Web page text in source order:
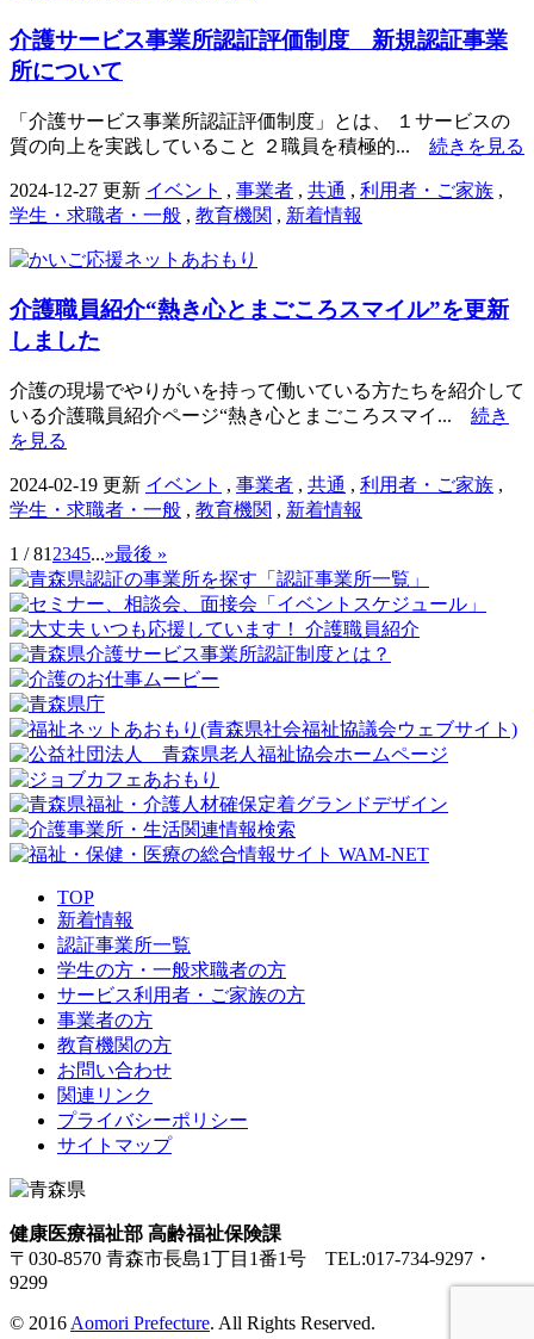
介護サービス事業所認証評価制度 新規認証事業
所について
「介護サービス事業所認証評価制度」とは、 １サービスの
質の向上を実践していること ２職員を積極的... 続きを見る
2024-12-27 更新 イベント , 事業者 , 共通 , 利用者・ご家族 ,
学生・求職者・一般 , 教育機関 , 新着情報
介護職員紹介“熱き心とまごころスマイル”を更新
しました
介護の現場でやりがいを持って働いている方たちを紹介して
いる介護職員紹介ページ“熱き心とまごころスマイ... 続き
を見る
2024-02-19 更新 イベント , 事業者 , 共通 , 利用者・ご家族 ,
学生・求職者・一般 , 教育機関 , 新着情報
1 / 81 2345...»最後 »
TOP
新着情報
認証事業所一覧
学生の方・一般求職者の方
サービス利用者・ご家族の方
事業者の方
教育機関の方
お問い合わせ
関連リンク
プライバシーポリシー
サイトマップ
健康医療福祉部 高齢福祉保険課
〒030-8570 青森市長島1丁目1番1号 TEL:017-734-9297・
9299
© 2016 Aomori Prefecture. All Rights Reserved.